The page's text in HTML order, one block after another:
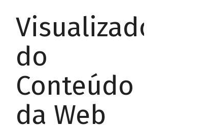
Visualizador
do
Conteúdo
da Web